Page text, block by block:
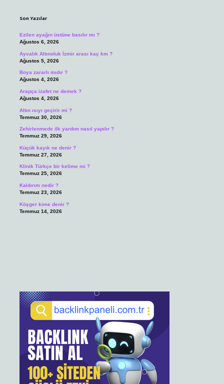
Son Yazılar
Ezilen ayağın üstüne basılır mı ?
Ağustos 6, 2026
Ayvalık Altınoluk İzmir arası kaç km ?
Ağustos 5, 2026
Boya zararlı mıdır ?
Ağustos 4, 2026
Arapça izafet ne demek ?
Ağustos 4, 2026
Altın ısıyı geçirir mi ?
Temmuz 30, 2026
Zehirlenmede ilk yardım nasıl yapılır ?
Temmuz 29, 2026
Küçük kayık ne denir ?
Temmuz 27, 2026
Klinik Türkçe bir kelime mi ?
Temmuz 25, 2026
Kaldırım nedir ?
Temmuz 23, 2026
Köşger kime denir ?
Temmuz 14, 2026